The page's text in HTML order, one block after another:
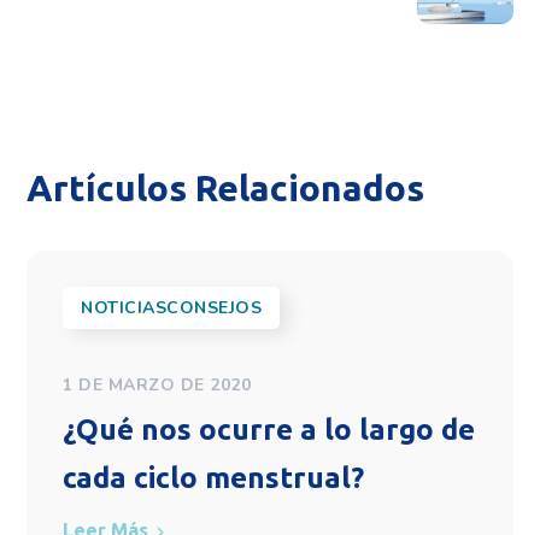
Artículos Relacionados
NOTICIASCONSEJOS
1 DE MARZO DE 2020
¿Qué nos ocurre a lo largo de
cada ciclo menstrual?
Leer Más